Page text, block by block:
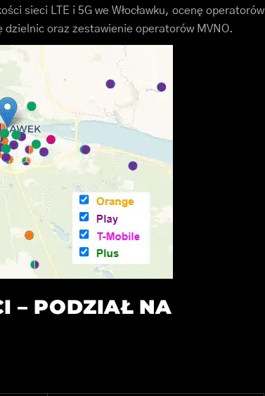
sieci LTE i 5G we Włocławku, ocenę operatorów
dzielnic oraz zestawienie operatorów MVNO.
– PODZIAŁ NA